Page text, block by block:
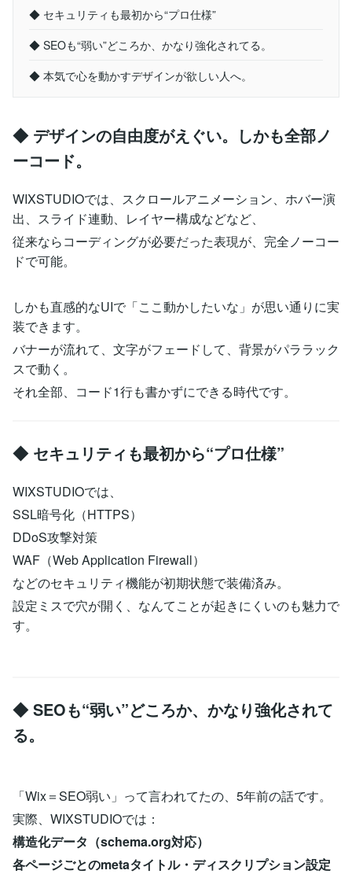
◆ セキュリティも最初から“プロ仕様”
◆ SEOも“弱い”どころか、かなり強化されてる。
◆ 本気で心を動かすデザインが欲しい人へ。
◆ デザインの自由度がえぐい。しかも全部ノ
ーコード。
WIXSTUDIOでは、スクロールアニメーション、ホバー演
出、スライド連動、レイヤー構成などなど、
従来ならコーディングが必要だった表現が、完全ノーコー
ドで可能。
しかも直感的なUIで「ここ動かしたいな」が思い通りに実
装できます。
バナーが流れて、文字がフェードして、背景がパララック
スで動く。
それ全部、コード1行も書かずにできる時代です。
◆ セキュリティも最初から“プロ仕様”
WIXSTUDIOでは、
SSL暗号化（HTTPS）
DDoS攻撃対策
WAF（Web Application Firewall）
などのセキュリティ機能が初期状態で装備済み。
設定ミスで穴が開く、なんてことが起きにくいのも魅力で
す。
◆ SEOも“弱い”どころか、かなり強化されて
る。
「Wix＝SEO弱い」って言われてたの、5年前の話です。
実際、WIXSTUDIOでは：
構造化データ（schema.org対応）
各ページごとのmetaタイトル・ディスクリプション設定